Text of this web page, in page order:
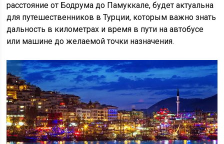
расстояние от Бодрума до Памуккале, будет актуальна
для путешественников в Турции, которым важно знать
дальность в километрах и время в пути на автобусе
или машине до желаемой точки назначения.